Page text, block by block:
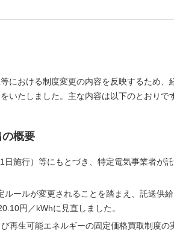
における制度変更の内容を反映するため
いたしました。主な内容は以下のとおりで
概要
日施行）等にもとづき、特定電気事業者が
ルールが変更されることを踏まえ、託送供
円／kWhに見直しました。
再生可能エネルギーの固定価格買取制度